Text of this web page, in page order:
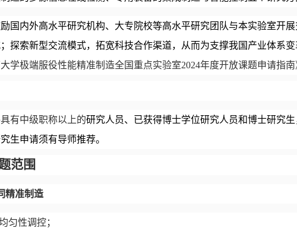
国内外高水平研究机构、大专院校等高水平研究团队与本实验室开展
探索新型交流模式，拓宽科技合作渠道，从而为支撑我国产业体系
学极端服役性能精准制造全国重点实验室2024年度开放课题申请指南
有中级职称以上的研究人员、已获得博士学位研究人员和博士研究
生申请须有导师推荐。
范围
精准制造
匀性调控；